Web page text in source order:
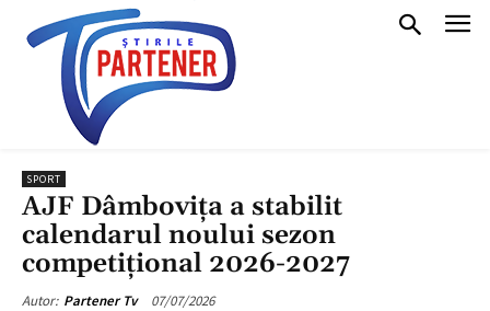
SPORT
AJF Dâmbovița a stabilit
calendarul noului sezon
competițional 2026-2027
Autor: Partener Tv 07/07/2026